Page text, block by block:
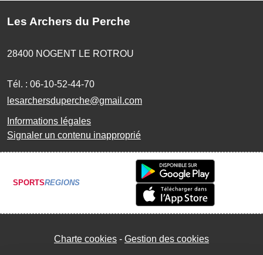
Les Archers du Perche
28400 NOGENT LE ROTROU
Tél. : 06-10-52-44-70
lesarchersduperche@gmail.com
Informations légales
Signaler un contenu inapproprié
SPORTSREGIONS
Charte cookies Gestion des cookies